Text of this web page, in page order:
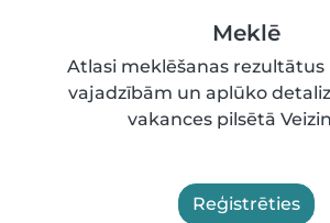
Meklē
Atlasi meklēšanas rezultātus
vajadzībām un aplūko
vakances pilsētā
Reģistrēties